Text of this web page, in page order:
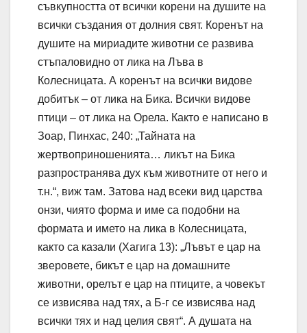
съвкупността от всички корени на душите на
всички създания от долния свят. Коренът на
душите на мириадите животни се развива
стъпаловидно от лика на Лъва в
Колесницата. А коренът на всички видове
добитък – от лика на Бика. Всички видове
птици – от лика на Орела. Както е написано в
Зоар, Пинхас, 240: „Тайната на
жертвоприношенията… ликът на Бика
разпространява дух към животните от него и
т.н.“, виж там. Затова над всеки вид царства
онзи, чиято форма и име са подобни на
формата и името на лика в Колесницата,
както са казали (Хагига 13): „Лъвът е цар на
зверовете, бикът е цар на домашните
животни, орелът е цар на птиците, а човекът
се извисява над тях, а Б-г се извисява над
всички тях и над целия свят“. А душата на